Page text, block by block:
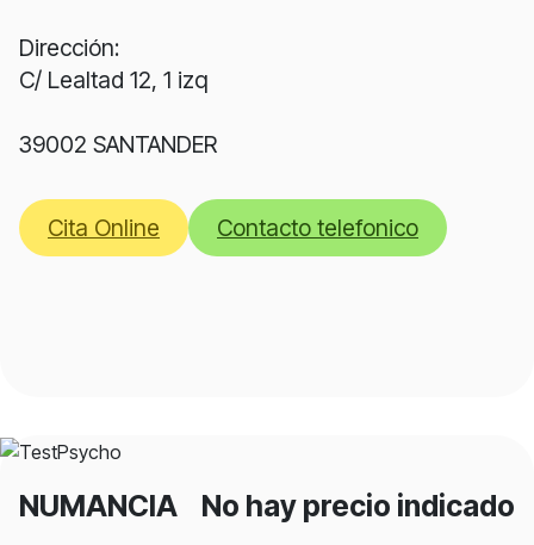
Dirección:
C/ Lealtad 12, 1 izq
39002 SANTANDER
Cita Online Contacto telefonico
NUMANCIA No hay precio indicado